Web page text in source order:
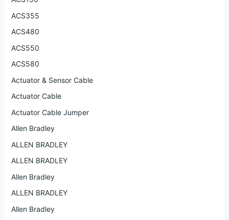
ACS355
ACS480
ACS550
ACS580
Actuator & Sensor Cable
Actuator Cable
Actuator Cable Jumper
Allen Bradley
ALLEN BRADLEY
ALLEN BRADLEY
Allen Bradley
ALLEN BRADLEY
Allen Bradley